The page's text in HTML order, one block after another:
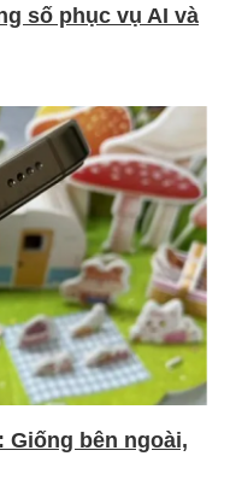
số phục vụ AI và
Giống bên ngoài,